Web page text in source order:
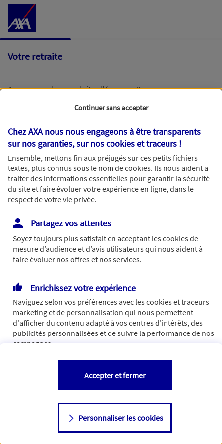
Accéder au Contenu
Votre retraite
Avez-vous des produits d'épargne ?
Oui
Non
Continuer sans accepter
Chez AXA nous nous engageons à être transparents
sur nos garanties, sur noscookies et traceurs !
Ensemble, mettons fin aux préjugés sur ces petits fichiers
textes, plus connus sous le nom decookies. Ils nous aident à
traiter des informations essentielles pour garantir la sécurité
du site et faire évoluer votre expérience en ligne, dans le
respect de votre vie privée.
Partagez vos attentes
Soyez toujours plus satisfait en acceptant lescookiesde
mesure d’audience et d’avis utilisateurs qui nous aident à
faire évoluer nos offres et nos services.
Enrichissez votre expérience
Naviguez selon vos préférences avec lescookies et traceurs
marketing et de personnalisation qui nous permettent
d'afficher du contenu adapté à vos centres d'intérêts, des
publicités personnalisées et de suivre la performance de nos
campagnes.
Vous êtes libre de les accepter, de les refuser comme de
changer d'avis à tout moment en allant sur
Consulter notre politique decookies
Personnaliser les cookies
Accepter et fermer